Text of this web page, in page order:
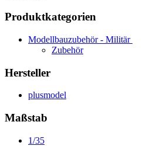
Produktkategorien
Modellbauzubehör - Militär
Zubehör
Hersteller
plusmodel
Maßstab
1/35